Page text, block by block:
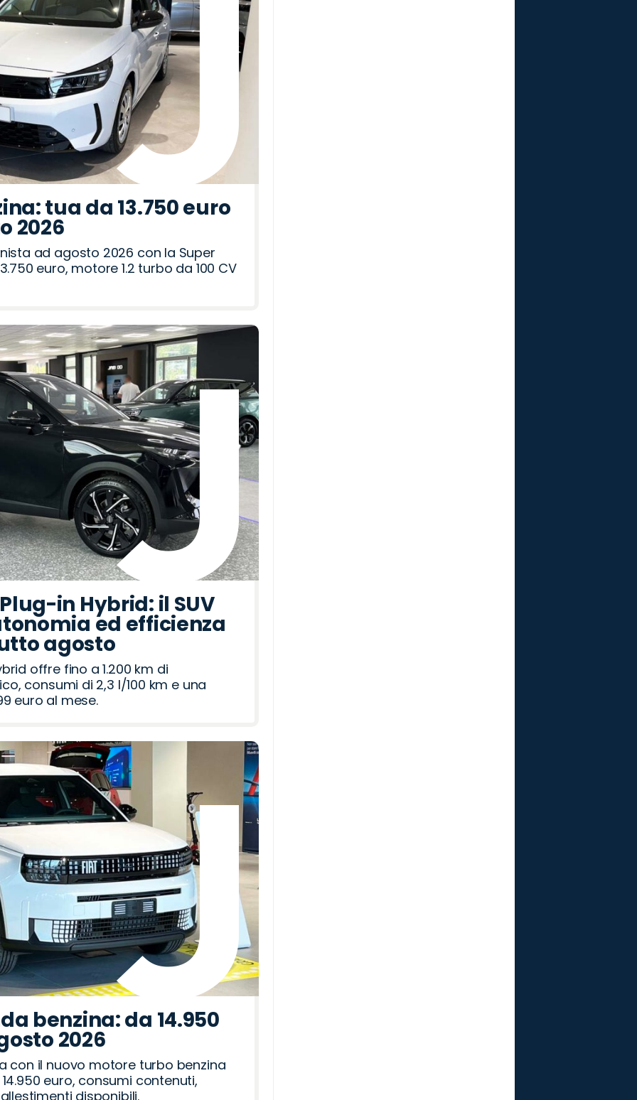
tua da 13.750 euro
2026
ad agosto 2026 con la Super
euro, motore 1.2 turbo da 100 CV
in Hybrid: il SUV
ed efficienza
agosto
offre fino a 1.200 km di
consumi di 2,3 l/100 km e una
euro al mese.
benzina: da 14.950
2026
con il nuovo motore turbo benzina
euro, consumi contenuti,
disponibili.